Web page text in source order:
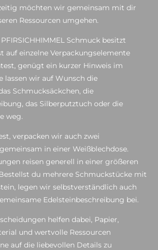
möchten wir gemeinsam mit dir
Ressourcen umgehen.
Schmuck besitzt
auf einzelne Verpackungselemente
genügt ein kurzer Hinweis im
lassen wir auf Wunsch die
Schmucksäckchen, die
das Silberputztuch oder die
weg.
verpacken wir auch zwei
in einer Weißblechdose.
reisen generell in einer größeren
du mehrere Schmuckstücke mit
legen wir selbstverständlich auch
Edelsteinbeschreibung bei.
helfen dabei, Papier,
und wertvolle Ressourcen
auf die liebevollen Details zu